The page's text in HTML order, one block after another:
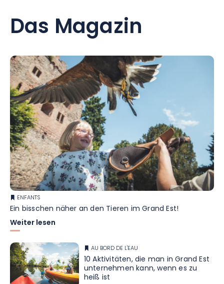
Das Magazin
ENFANTS
Ein bisschen näher an den Tieren im Grand Est!
Weiter lesen
AU BORD DE L'EAU
10 Aktivitäten, die man in Grand Est
unternehmen kann, wenn es zu
heiß ist